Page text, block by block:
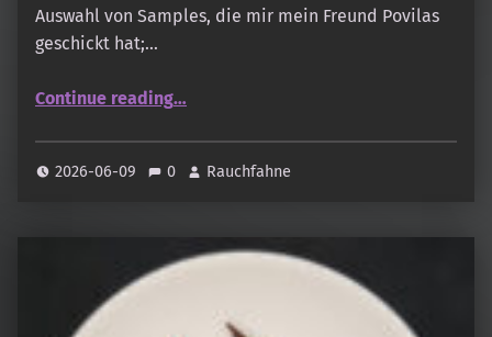
Auswahl von Samples, die mir mein Freund Povilas
geschickt hat;…
Continue reading…
2026-06-09 0 Rauchfahne